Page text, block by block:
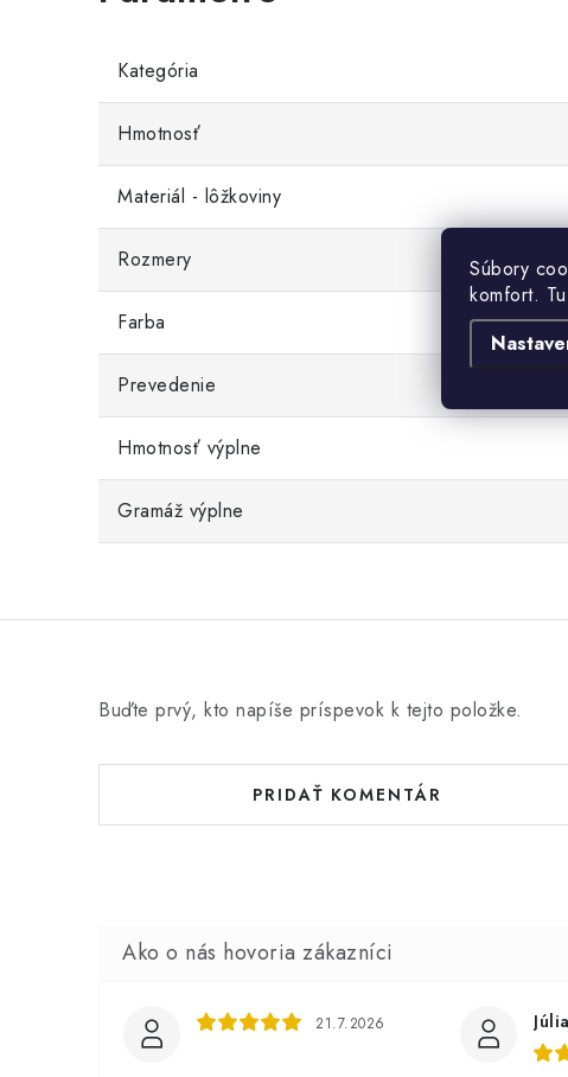
Súbory
komfort.
Kategória
Hmotnosť
Materiál - lôžkoviny
Rozmery
Farba
Prevedenie
Hmotnosť výplne
Gramáž výplne
Buďte prvý, kto napíše príspevok k tejto položke.
PRIDAŤ KOMENTÁR
21.7.2026